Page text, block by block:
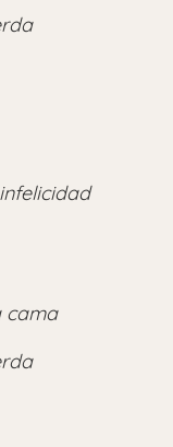
cama